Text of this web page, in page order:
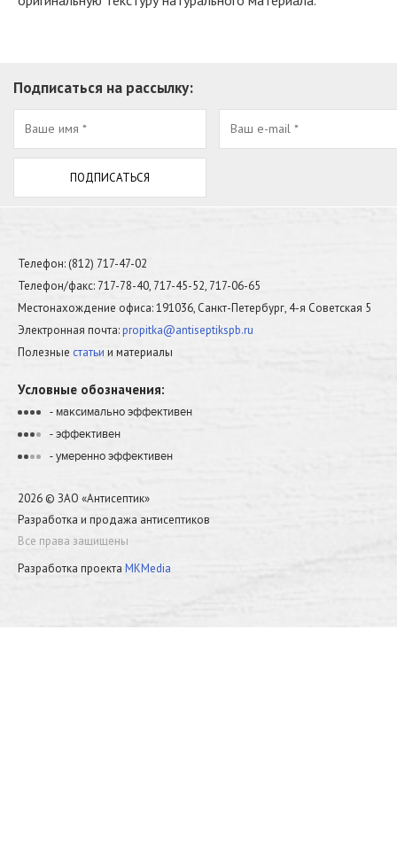
Подписаться на рассылку:
2026 © ЗАО «Антисептик»
Разработка и продажа антисептиков
Все права защищены
Разработка проекта MKMedia
Телефон: (812) 717-47-02
Телефон/факс: 717-78-40, 717-45-52, 717-06-65
Местонахождение офиса: 191036, Санкт-Петербург, 4-я Советская 5
Электронная почта:propitka@antiseptikspb.ru
Полезные статьи и материалы
Условные обозначения:
•••
- максимально эффективен
•••
- эффективен
••• - умеренно эффективен